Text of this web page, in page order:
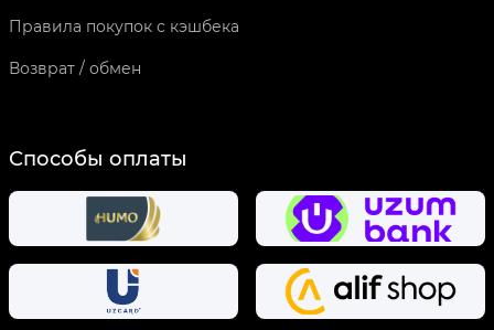
Правила покупок с кэшбека
Возврат / обмен
Способы оплаты